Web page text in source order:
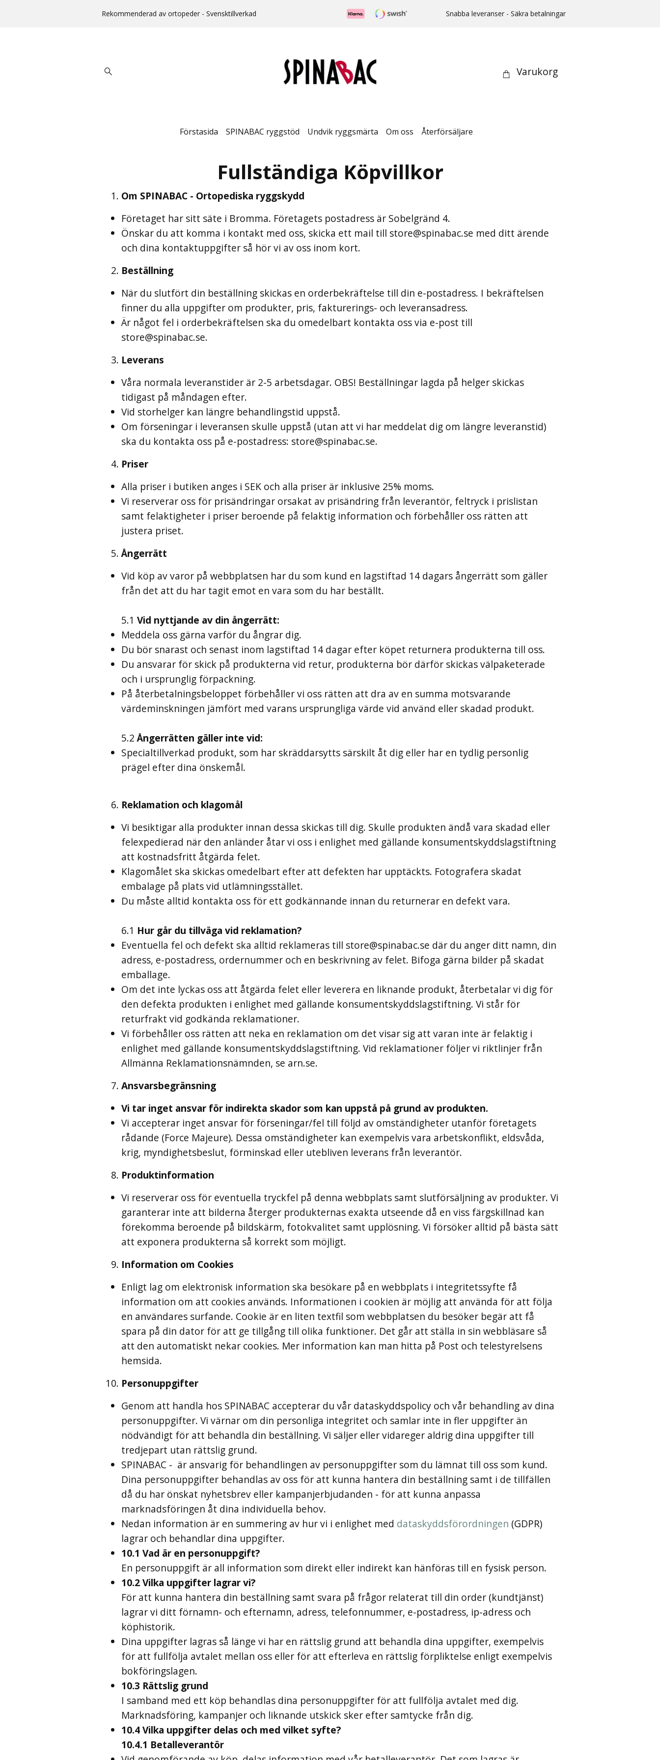
Rekommenderad av ortopeder - Svensktillverkad Snabba leveranser - Säkra betalningar
Varukorg
Förstasida SPINABAC ryggstöd Undvik ryggsmärta Om oss Återförsäljare
Fullständiga Köpvillkor
Om SPINABAC - Ortopediska ryggskydd
Företaget har sitt säte i Bromma. Företagets postadress är Sobelgränd 4.
Önskar du att komma i kontakt med oss, skicka ett mail till store@spinabac.se med ditt ärende
och dina kontaktuppgifter så hör vi av oss inom kort.
Beställning
När du slutfört din beställning skickas en orderbekräftelse till din e-postadress. I bekräftelsen
finner du alla uppgifter om produkter, pris, fakturerings- och leveransadress.
Är något fel i orderbekräftelsen ska du omedelbart kontakta oss via e-post till
store@spinabac.se.
Leverans
Våra normala leveranstider är 2-5 arbetsdagar. OBS! Beställningar lagda på helger skickas
tidigast på måndagen efter.
Vid storhelger kan längre behandlingstid uppstå.
Om förseningar i leveransen skulle uppstå (utan att vi har meddelat dig om längre leveranstid)
ska du kontakta oss på e-postadress: store@spinabac.se.
Priser
Alla priser i butiken anges i SEK och alla priser är inklusive 25% moms.
Vi reserverar oss för prisändringar orsakat av prisändring från leverantör, feltryck i prislistan
samt felaktigheter i priser beroende på felaktig information och förbehåller oss rätten att
justera priset.
Ångerrätt
Vid köp av varor på webbplatsen har du som kund en lagstiftad 14 dagars ångerrätt som gäller
från det att du har tagit emot en vara som du har beställt.
5.1 Vid nyttjande av din ångerrätt:
Meddela oss gärna varför du ångrar dig.
Du bör snarast och senast inom lagstiftad 14 dagar efter köpet returnera produkterna till oss.
Du ansvarar för skick på produkterna vid retur, produkterna bör därför skickas välpaketerade
och i ursprunglig förpackning.
På återbetalningsbeloppet förbehåller vi oss rätten att dra av en summa motsvarande
värdeminskningen jämfört med varans ursprungliga värde vid använd eller skadad produkt.
5.2Ångerrätten gäller inte vid:
Specialtillverkad produkt, som har skräddarsytts särskilt åt dig eller har en tydlig personlig
prägel efter dina önskemål.
Reklamation och klagomål
Vi besiktigar alla produkter innan dessa skickas till dig. Skulle produkten ändå vara skadad eller
felexpedierad när den anländer åtar vi oss i enlighet med gällande konsumentskyddslagstiftning
att kostnadsfritt åtgärda felet.
Klagomålet ska skickas omedelbart efter att defekten har upptäckts. Fotografera skadat
embalage på plats vid utlämningsstället.
Du måste alltid kontakta oss för ett godkännande innan du returnerar en defekt vara.
6.1 Hur går du tillväga vid reklamation?
Eventuella fel och defekt ska alltid reklameras till store@spinabac.se där du anger ditt namn, din
adress, e-postadress, ordernummer och en beskrivning av felet. Bifoga gärna bilder på skadat
emballage.
Om det inte lyckas oss att åtgärda felet eller leverera en liknande produkt, återbetalar vi dig för
den defekta produkten i enlighet med gällande konsumentskyddslagstiftning. Vi står för
returfrakt vid godkända reklamationer.
Vi förbehåller oss rätten att neka en reklamation om det visar sig att varan inte är felaktig i
enlighet med gällande konsumentskyddslagstiftning. Vid reklamationer följer vi riktlinjer från
Allmänna Reklamationsnämnden, se arn.se.
Ansvarsbegränsning
Vi tar inget ansvar för indirekta skador som kan uppstå på grund av produkten.
Vi accepterar inget ansvar för förseningar/fel till följd av omständigheter utanför företagets
rådande (Force Majeure). Dessa omständigheter kan exempelvis vara arbetskonflikt, eldsvåda,
krig, myndighetsbeslut, förminskad eller utebliven leverans från leverantör.
Produktinformation
Vi reserverar oss för eventuella tryckfel på denna webbplats samt slutförsäljning av produkter. Vi
garanterar inte att bilderna återger produkternas exakta utseende då en viss färgskillnad kan
förekomma beroende på bildskärm, fotokvalitet samt upplösning. Vi försöker alltid på bästa sätt
att exponera produkterna så korrekt som möjligt.
Information om Cookies
Enligt lag om elektronisk information ska besökare på en webbplats i integritetssyfte få
information om att cookies används. Informationen i cookien är möjlig att använda för att följa
en användares surfande. Cookie är en liten textfil som webbplatsen du besöker begär att få
spara på din dator för att ge tillgång till olika funktioner. Det går att ställa in sin webbläsare så
att den automatiskt nekar cookies. Mer information kan man hitta på Post och telestyrelsens
hemsida.
Personuppgifter
Genom att handla hos SPINABAC accepterar du vår dataskyddspolicy och vår behandling av dina
personuppgifter. Vi värnar om din personliga integritet och samlar inte in fler uppgifter än
nödvändigt för att behandla din beställning. Vi säljer eller vidareger aldrig dina uppgifter till
tredjepart utan rättslig grund.
SPINABAC - är ansvarig för behandlingen av personuppgifter som du lämnat till oss som kund.
Dina personuppgifter behandlas av oss för att kunna hantera din beställning samt i de tillfällen
då du har önskat nyhetsbrev eller kampanjerbjudanden - för att kunna anpassa
marknadsföringen åt dina individuella behov.
Nedan information är en summering av hur vi i enlighet med dataskyddsförordningen (GDPR)
lagrar och behandlar dina uppgifter.
10.1 Vad är en personuppgift?
En personuppgift är all information som direkt eller indirekt kan hänföras till en fysisk person.
10.2 Vilka uppgifter lagrar vi?
För att kunna hantera din beställning samt svara på frågor relaterat till din order (kundtjänst)
lagrar vi ditt förnamn- och efternamn, adress, telefonnummer, e-postadress, ip-adress och
köphistorik.
Dina uppgifter lagras så länge vi har en rättslig grund att behandla dina uppgifter, exempelvis
för att fullfölja avtalet mellan oss eller för att efterleva en rättslig förpliktelse enligt exempelvis
bokföringslagen.
10.3 Rättslig grund
I samband med ett köp behandlas dina personuppgifter för att fullfölja avtalet med dig.
Marknadsföring, kampanjer och liknande utskick sker efter samtycke från dig.
10.4 Vilka uppgifter delas och med vilket syfte?
10.4.1 Betalleverantör